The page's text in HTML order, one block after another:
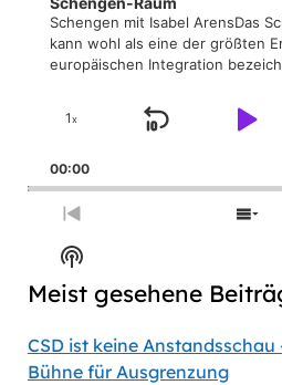
Schengen mit Isabel ArensDas
kann wohl als eine der größten
europäischen Integration
Change
Rate
1x
Skip
00:00
Previous
Episode
Show
Podcast
Information
Meist gesehene
CSD ist keine
Bühne für Ausgrenzung